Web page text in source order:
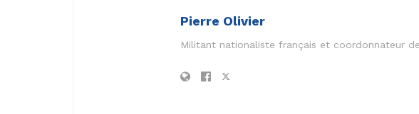
Pierre Olivier
Militant nationaliste français et coordonnateur